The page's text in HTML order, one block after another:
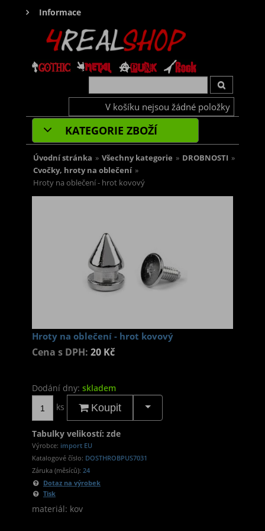
Informace
V košíku nejsou žádné položky
KATEGORIE ZBOŽÍ
Úvodní stránka » Všechny kategorie » DROBNOSTI »
Cvočky, hroty na oblečení »
Hroty na oblečení - hrot kovový
Hroty na oblečení - hrot kovový
Cena s DPH: 20 Kč
Dodání dny: skladem
ks
Koupit
Tabulky velikostí: zde
Výrobce: import EU
Katalogové číslo: DOSTHROBPUS7031
Záruka (měsíců): 24
Dotaz na výrobek
Tisk
materiál: kov